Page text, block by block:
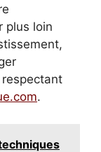
plus loin
.